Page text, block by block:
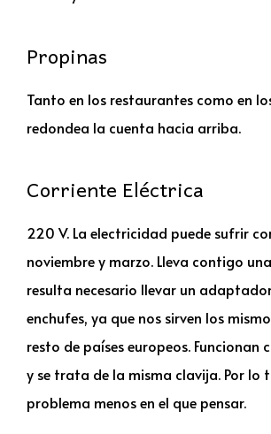
Propinas
Tanto en los restaurantes como en
redondea la cuenta hacia arriba.
Corriente Eléctrica
220 V. La electricidad puede sufrir
noviembre y marzo. Lleva contigo
resulta necesario llevar un
enchufes, ya que nos sirven los
resto de países europeos.
y se trata de la misma clavija. Por lo
problema menos en el que pensar.